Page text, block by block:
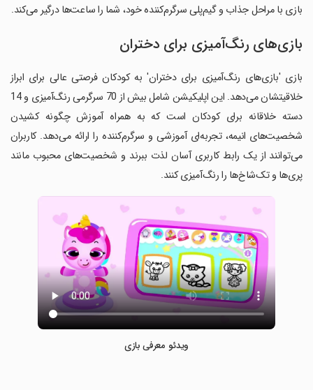
بازی با مراحل جذاب و گیم‌پلی سرگرم‌کننده خود، شما را ساعت‌ها درگیر می‌کند.
بازی‌های رنگ‌آمیزی برای دختران
بازی 'بازی‌های رنگ‌آمیزی برای دختران' به کودکان فرصتی عالی برای ابراز
خلاقیتشان می‌دهد. این اپلیکیشن شامل بیش از 70 سرگرمی رنگ‌آمیزی و 14
دسته خلاقانه برای کودکان است که به همراه آموزش چگونه کشیدن
شخصیت‌های انیمه، تجربه‌ای آموزشی و سرگرم‌کننده را ارائه می‌دهد. کاربران
می‌توانند از یک رابط کاربری آسان لذت ببرند و شخصیت‌های محبوب مانند
پری‌ها و تک‌شاخ‌ها را رنگ‌آمیزی کنند.
ویدئو معرفی بازی